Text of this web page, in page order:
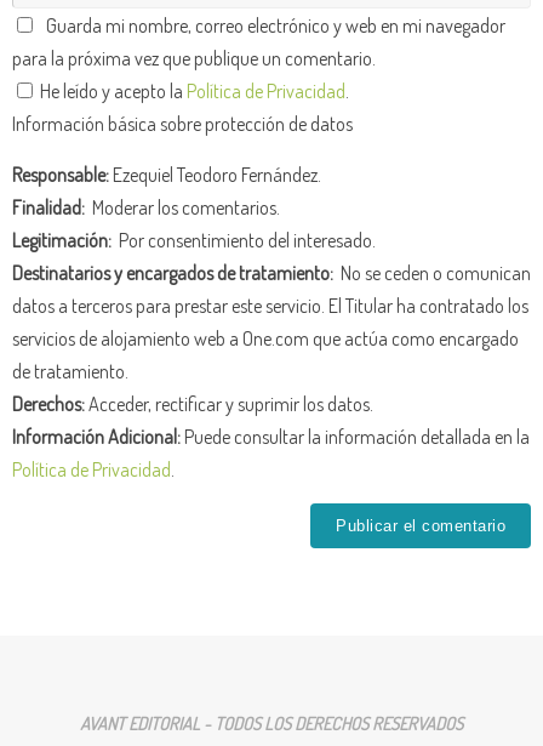
Guarda mi nombre, correo electrónico y web en mi navegador
para la próxima vez que publique un comentario.
He leído y acepto la Política de Privacidad
Información básica sobre protección de datos
Responsable:Ezequiel Teodoro Fernández.
Finalidad: Moderar los comentarios.
Legitimación: Por consentimiento del interesado.
Destinatarios y encargados de tratamiento: No se ceden o comunican
datos a terceros para prestar este servicio. El Titular ha contratado los
servicios de alojamiento web a One.com que actúa como encargado
de tratamiento.
Derechos:Acceder, rectificar y suprimir los datos.
Información Adicional:Puede consultar la información detallada en la
Política de Privacidad
AVANT EDITORIAL - TODOS LOS DERECHOS RESERVADOS